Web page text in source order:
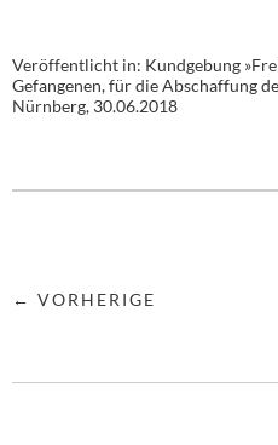
Veröffentlicht in: Kundgebung
Gefangenen, für die Abschaffung
Nürnberg, 30.06.2018
← VORHERIGE